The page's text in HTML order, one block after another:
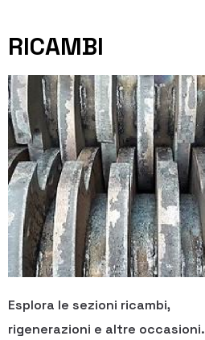
RICAMBI
Esplora le sezioni ricambi,
rigenerazioni e altre occasioni.